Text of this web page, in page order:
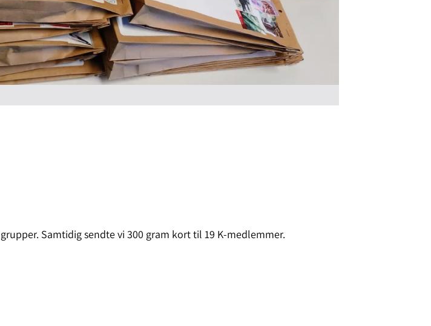
Samtidig sendte vi 300 gram kort til 19 K-medlemmer.